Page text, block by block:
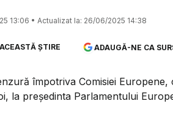
13:06 • Actualizat la: 26/06/2025 14:38
ȘTIRE ADAUGĂ-NE CA
împotriva Comisiei
la președinta Parlamentului